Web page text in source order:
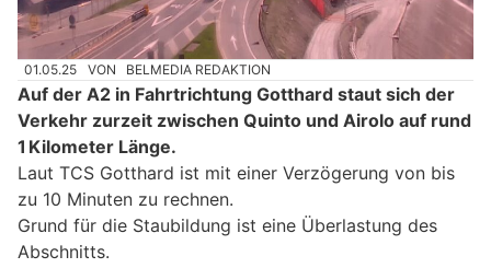
01.05.25 VON BELMEDIA REDAKTION
Auf der A2 in Fahrtrichtung Gotthard staut sich der
Verkehr zurzeit zwischen Quinto und Airolo auf rund
1 Kilometer Länge.
Laut TCS Gotthard ist mit einer Verzögerung von bis
zu 10 Minuten zu rechnen.
Grund für die Staubildung ist eine Überlastung des
Abschnitts.